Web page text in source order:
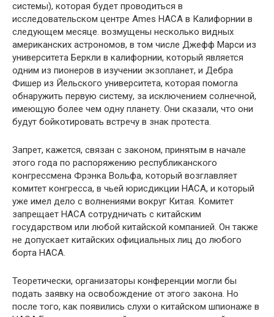
системы), которая будет проводиться в
исследовательском центре Ames НАСА в Калифорнии в
следующем месяце. возмущены несколько видных
американских астрономов, в том числе Джефф Марси из
университета Беркли в калифорнии, который является
одним из пионеров в изучении экзопланет, и Дебра
Фишер из Йельского университета, которая помогла
обнаружить первую систему, за исключением солнечной,
имеющую более чем одну планету. Они сказали, что они
будут бойкотировать встречу в знак протеста.
Запрет, кажется, связан с законом, принятым в начале
этого года по распоряжению республиканского
конгрессмена Фрэнка Вольфа, который возглавляет
комитет конгресса, в чьей юрисдикции НАСА, и который
уже имел дело с волнениями вокруг Китая. Комитет
запрещает НАСА сотрудничать с китайским
государством или любой китайской компанией. Он также
не допускает китайских официальных лиц до любого
борта НАСА.
Теоретически, организаторы конференции могли бы
подать заявку на освобождение от этого закона. Но
после того, как появились слухи о китайском шпионаже в